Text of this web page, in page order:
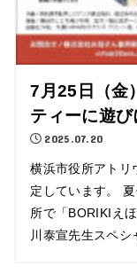
7月25日（金
ティーに遊び
2025.07.20
横浜市役所アトリ
定しています。
所で「BORIKIえ
川泰宣先生スペ